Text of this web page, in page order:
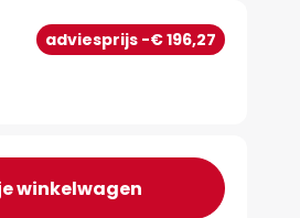
adviesprijs -€ 196,27
winkelwagen